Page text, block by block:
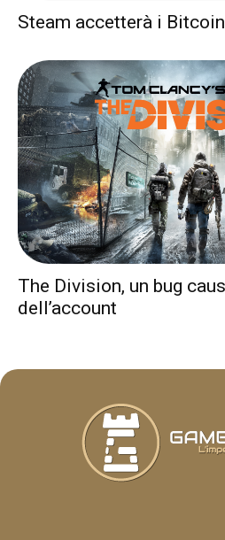
Steam accetterà i
The Division, un bug
dell’account